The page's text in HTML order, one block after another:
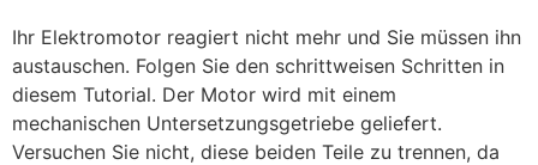
Ihr Elektromotor reagiert nicht mehr und Sie müssen ihn
austauschen. Folgen Sie den schrittweisen Schritten in
diesem Tutorial. Der Motor wird mit einem
mechanischen Untersetzungsgetriebe geliefert.
Versuchen Sie nicht, diese beiden Teile zu trennen, da